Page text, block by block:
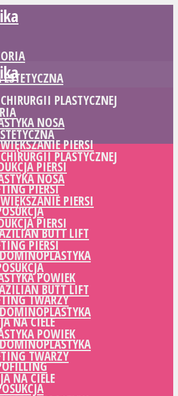
PLASTYCZNEJ
NOSA
PIERSI
PIERSI
PIERSI
BUTT LIFT
POWIEK
TWARZY
NA CIELE
PLASTYCZNEJ
NOSA
PIERSI
PIERSI
PIERSI
BUTT LIFT
POWIEK
TWARZY
NA CIELE